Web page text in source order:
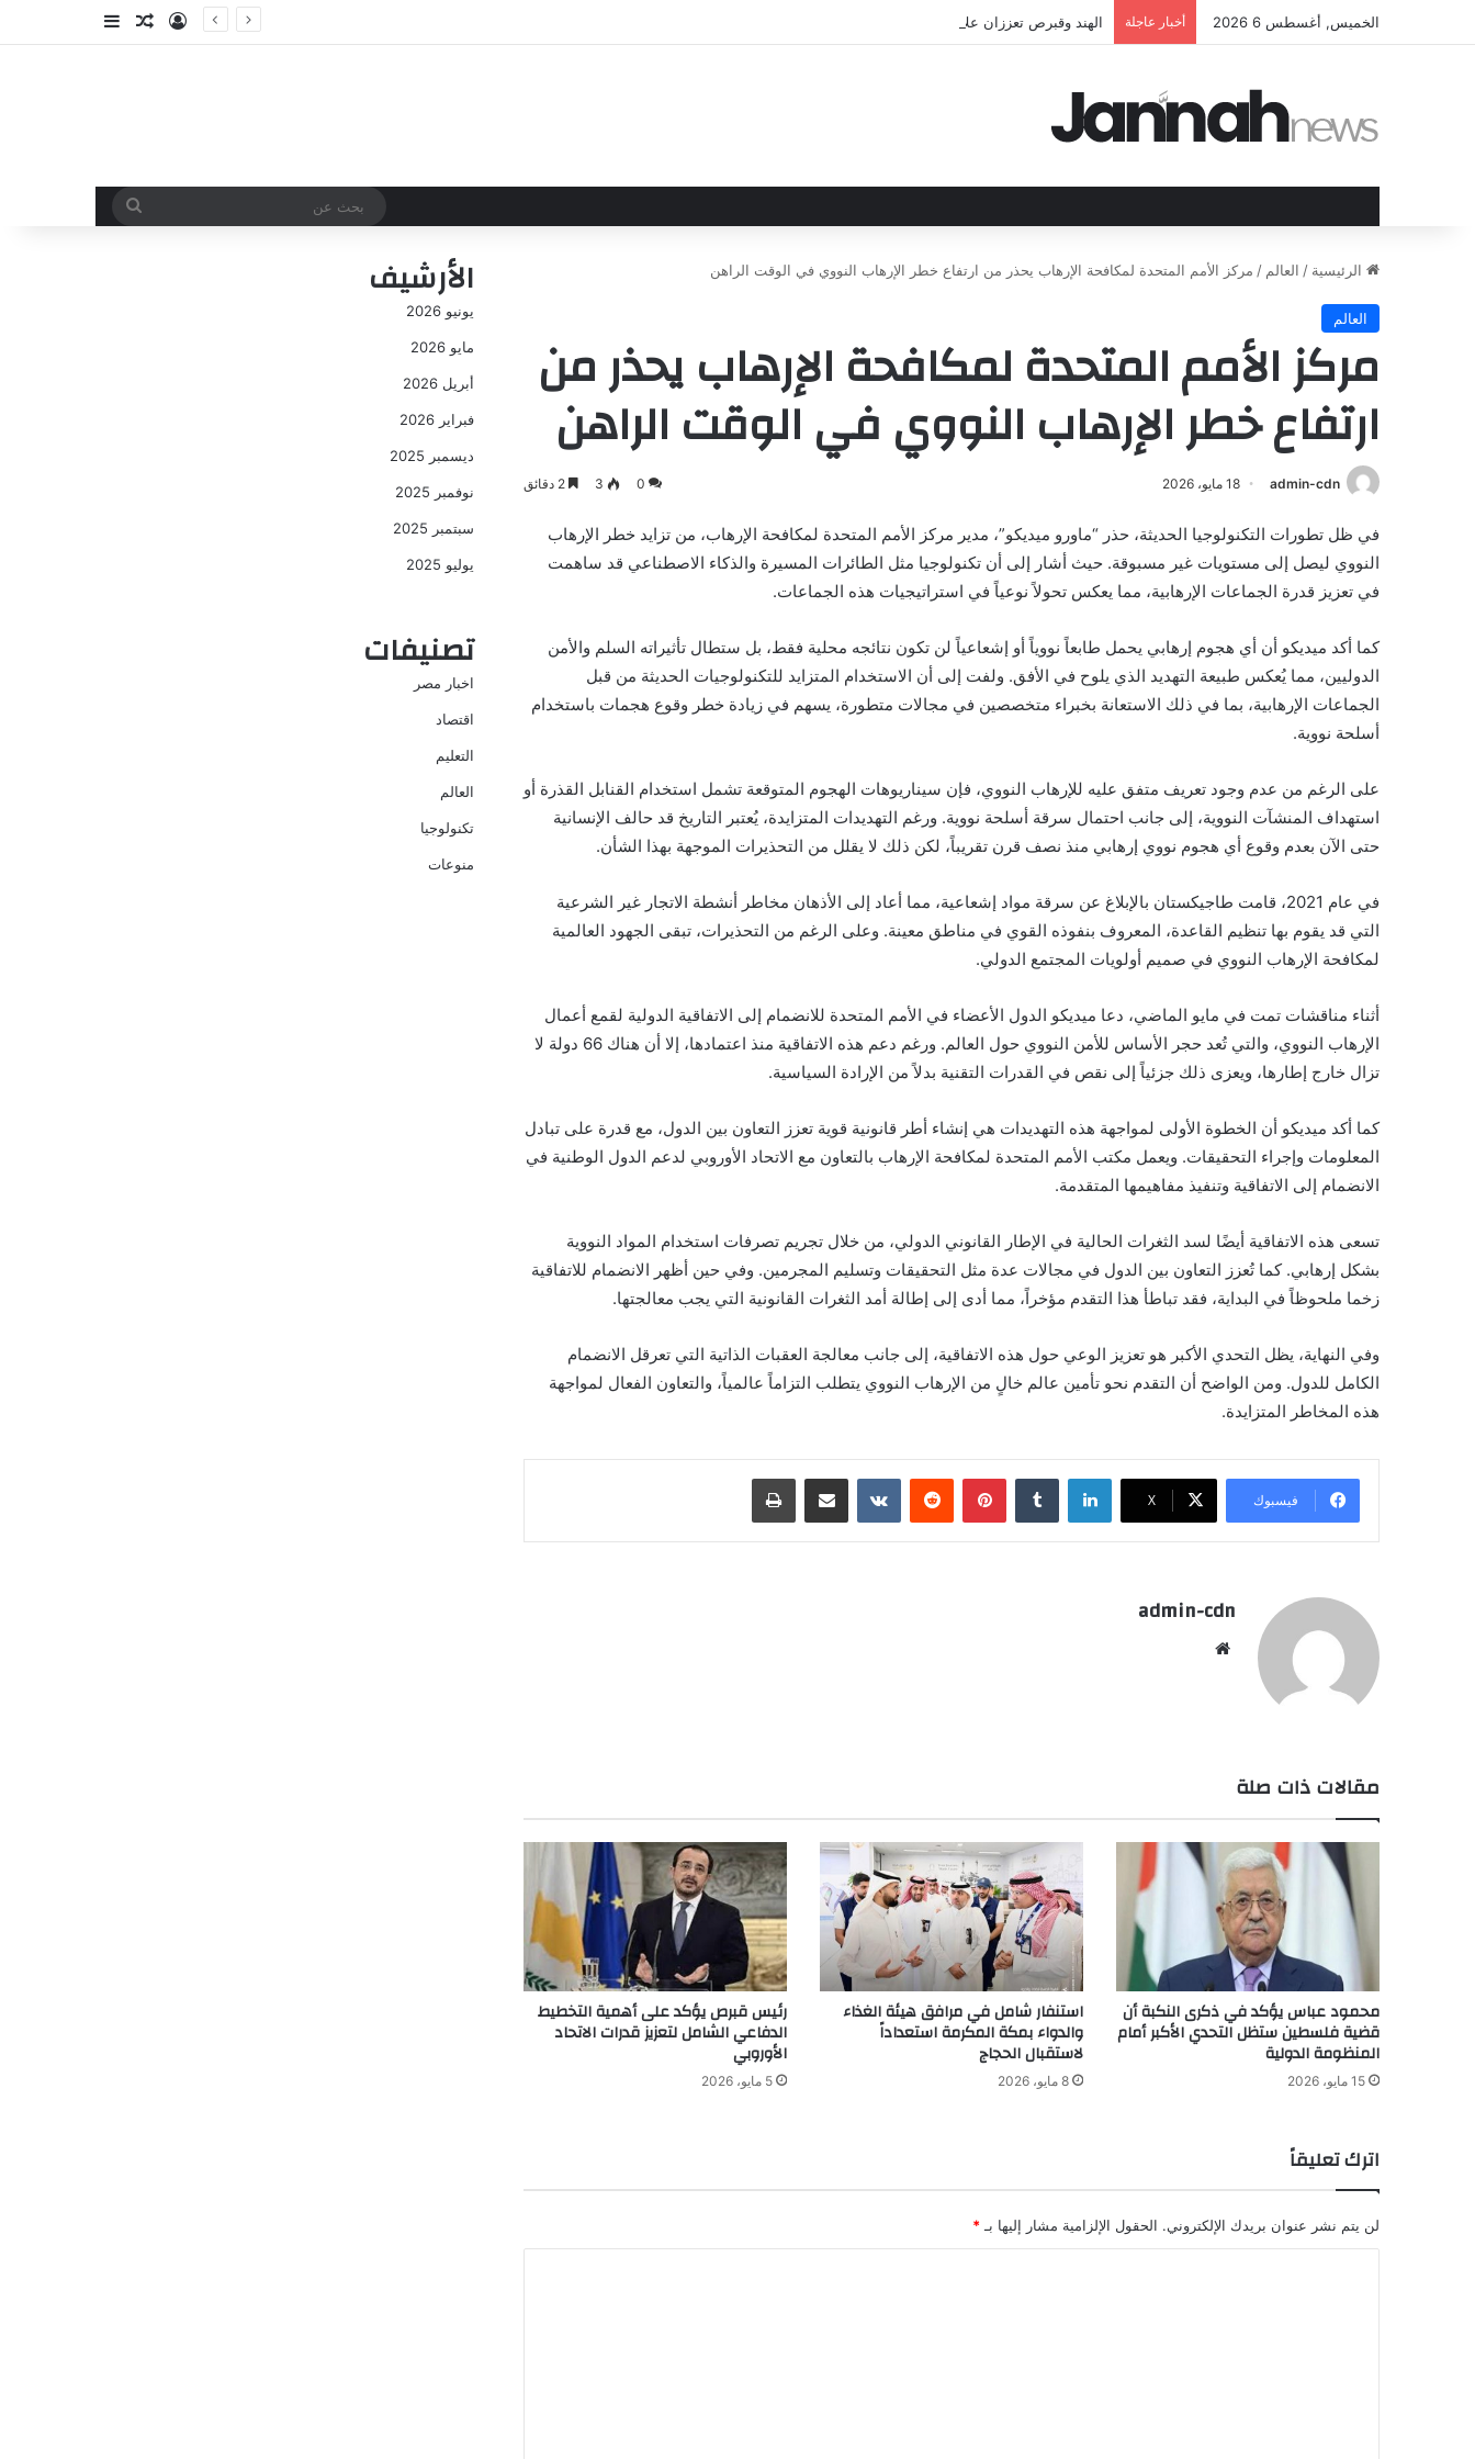
الخميس, أغسطس 6 2026 أخبار عاجلة الهند وقبرص تعززان علاقاتهما من خلال تأسيس شراكة استراتيجية جديدة تسجيل الدخول
مقال عشوائي
إضافة عمود
بحث
الرئيسية / العالم / مركز الأمم المتحدة لمكافحة الإرهاب يحذر من ارتفاع خطر الإرهاب النووي في الوقت الراهن
العالم
مركز الأمم المتحدة لمكافحة الإرهاب يحذر من
ارتفاع خطر الإرهاب النووي في الوقت الراهن
admin-cdn 18 مايو، 2026 0
3
في ظل تطورات التكنولوجيا الحديثة، حذر “ماورو ميديكو”، مدير مركز الأمم المتحدة لمكافحة الإرهاب، من تزايد خطر الإرهاب
النووي ليصل إلى مستويات غير مسبوقة. حيث أشار إلى أن تكنولوجيا مثل الطائرات المسيرة والذكاء الاصطناعي قد ساهمت
في تعزيز قدرة الجماعات الإرهابية، مما يعكس تحولاً نوعياً في استراتيجيات هذه الجماعات.
كما أكد ميديكو أن أي هجوم إرهابي يحمل طابعاً نووياً أو إشعاعياً لن تكون نتائجه محلية فقط، بل ستطال تأثيراته السلم والأمن
الدوليين، مما يُعكس طبيعة التهديد الذي يلوح في الأفق. ولفت إلى أن الاستخدام المتزايد للتكنولوجيات الحديثة من قبل
الجماعات الإرهابية، بما في ذلك الاستعانة بخبراء متخصصين في مجالات متطورة، يسهم في زيادة خطر وقوع هجمات باستخدام
أسلحة نووية.
على الرغم من عدم وجود تعريف متفق عليه للإرهاب النووي، فإن سيناريوهات الهجوم المتوقعة تشمل استخدام القنابل القذرة أو
استهداف المنشآت النووية، إلى جانب احتمال سرقة أسلحة نووية. ورغم التهديدات المتزايدة، يُعتبر التاريخ قد حالف الإنسانية
حتى الآن بعدم وقوع أي هجوم نووي إرهابي منذ نصف قرن تقريباً، لكن ذلك لا يقلل من التحذيرات الموجهة بهذا الشأن.
في عام 2021، قامت طاجيكستان بالإبلاغ عن سرقة مواد إشعاعية، مما أعاد إلى الأذهان مخاطر أنشطة الاتجار غير الشرعية
التي قد يقوم بها تنظيم القاعدة، المعروف بنفوذه القوي في مناطق معينة. وعلى الرغم من التحذيرات، تبقى الجهود العالمية
لمكافحة الإرهاب النووي في صميم أولويات المجتمع الدولي.
أثناء مناقشات تمت في مايو الماضي، دعا ميديكو الدول الأعضاء في الأمم المتحدة للانضمام إلى الاتفاقية الدولية لقمع أعمال
الإرهاب النووي، والتي تُعد حجر الأساس للأمن النووي حول العالم. ورغم دعم هذه الاتفاقية منذ اعتمادها، إلا أن هناك 66 دولة لا
تزال خارج إطارها، ويعزى ذلك جزئياً إلى نقص في القدرات التقنية بدلاً من الإرادة السياسية.
كما أكد ميديكو أن الخطوة الأولى لمواجهة هذه التهديدات هي إنشاء أطر قانونية قوية تعزز التعاون بين الدول، مع قدرة على تبادل
المعلومات وإجراء التحقيقات. ويعمل مكتب الأمم المتحدة لمكافحة الإرهاب بالتعاون مع الاتحاد الأوروبي لدعم الدول الوطنية في
الانضمام إلى الاتفاقية وتنفيذ مفاهيمها المتقدمة.
تسعى هذه الاتفاقية أيضًا لسد الثغرات الحالية في الإطار القانوني الدولي، من خلال تجريم تصرفات استخدام المواد النووية
بشكل إرهابي. كما تُعزز التعاون بين الدول في مجالات عدة مثل التحقيقات وتسليم المجرمين. وفي حين أظهر الانضمام للاتفاقية
زخما ملحوظاً في البداية، فقد تباطأ هذا التقدم مؤخراً، مما أدى إلى إطالة أمد الثغرات القانونية التي يجب معالجتها.
وفي النهاية، يظل التحدي الأكبر هو تعزيز الوعي حول هذه الاتفاقية، إلى جانب معالجة العقبات الذاتية التي تعرقل الانضمام
الكامل للدول. ومن الواضح أن التقدم نحو تأمين عالم خالٍ من الإرهاب النووي يتطلب التزاماً عالمياً، والتعاون الفعال لمواجهة
هذه المخاطر المتزايدة.
فيسبوك X
لينكدإن بينتيريست مشاركة عبر البريد طباعة
admin-cdn
مقالات ذات صلة
محمود عباس يؤكد في ذكرى النكبة أن
قضية فلسطين ستظل التحدي الأكبر أمام
المنظومة الدولية
15 مايو، 2026
استنفار شامل في مرافق هيئة الغذاء
والدواء بمكة المكرمة استعداداً
لاستقبال الحجاج
8 مايو، 2026
رئيس قبرص يؤكد على أهمية التخطيط
الدفاعي الشامل لتعزيز قدرات الاتحاد
الأوروبي
5 مايو، 2026
اترك تعليقاً
لن يتم نشر عنوان بريدك الإلكتروني. الحقول الإلزامية مشار إليها بـ *
الأرشيف
يونيو 2026
مايو 2026
أبريل 2026
فبراير 2026
ديسمبر 2025
نوفمبر 2025
سبتمبر 2025
يوليو 2025
تصنيفات
اخبار مصر
اقتصاد
التعليم
العالم
تكنولوجيا
منوعات